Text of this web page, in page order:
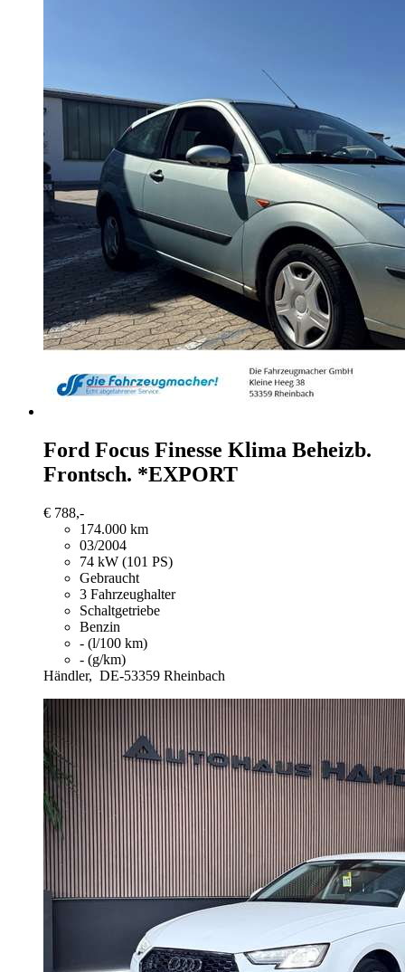
Ford Focus Finesse Klima Beheizb.
Frontsch. *EXPORT
€ 788,-
174.000 km
03/2004
74 kW (101 PS)
Gebraucht
3 Fahrzeughalter
Schaltgetriebe
Benzin
- (l/100 km)
- (g/km)
Händler, DE-53359 Rheinbach